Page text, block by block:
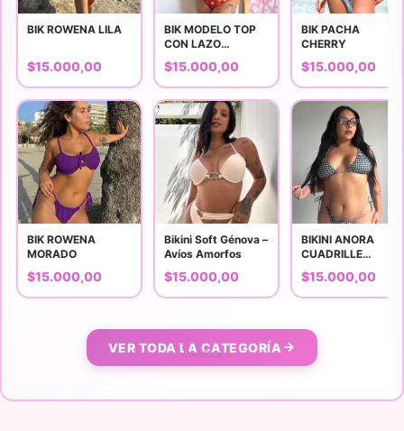
BIK ROWENA LILA
$15.000,00
BIK ROWENA
MORADO
$15.000,00
BIK MODELO TOP
CON LAZO
VEDETINA
$15.000,00
Bikini Soft Génova –
Avíos Amorfos
$15.000,00
BIK PACHA
CHERRY
$15.000,00
BIKINI ANORA
CUADRILLE
VINTAGE
$15.000,00
VER TODA LA CATEGORÍA